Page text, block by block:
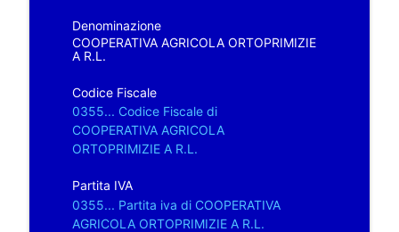
Denominazione
COOPERATIVA AGRICOLA ORTOPRIMIZIE
A R.L.
Codice Fiscale
0355... Codice Fiscale di
COOPERATIVA AGRICOLA
ORTOPRIMIZIE A R.L.
Partita IVA
0355... Partita iva di COOPERATIVA
AGRICOLA ORTOPRIMIZIE A R.L.